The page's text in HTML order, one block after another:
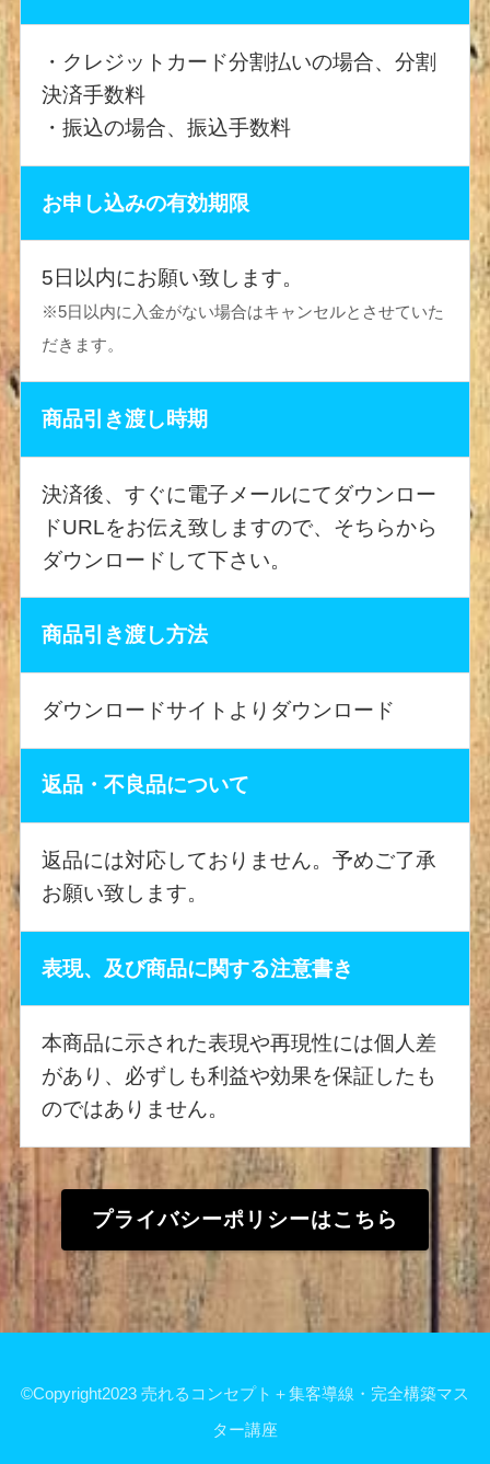
・クレジットカード分割払いの場合、分割
決済手数料
・振込の場合、振込手数料
お申し込みの有効期限
5日以内にお願い致します。
※5日以内に入金がない場合はキャンセルとさせていた
だきます。
商品引き渡し時期
決済後、すぐに電子メールにてダウンロー
ドURLをお伝え致しますので、そちらから
ダウンロードして下さい。
商品引き渡し方法
ダウンロードサイトよりダウンロード
返品・不良品について
返品には対応しておりません。予めご了承
お願い致します。
表現、及び商品に関する注意書き
本商品に示された表現や再現性には個人差
があり、必ずしも利益や効果を保証したも
のではありません。
プライバシーポリシーはこちら
©Copyright2023 売れるコンセプト＋集客導線・完全構築マス
ター講座